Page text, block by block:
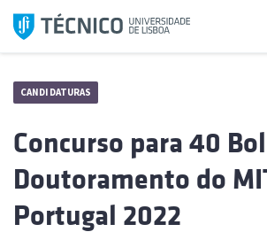
Saltar
para
CANDIDATURAS
Concurso para 40
Doutoramento do
Portugal 2022